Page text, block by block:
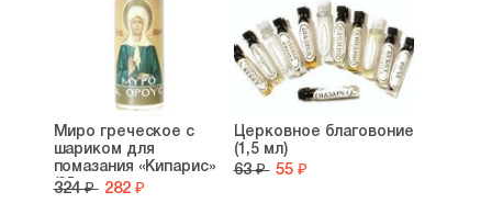
Миро греческое с
шариком для
помазания «Кипарис»
(25...
324 ₽ 282 ₽
Церковное благовоние
(1,5 мл)
63 ₽ 55 ₽